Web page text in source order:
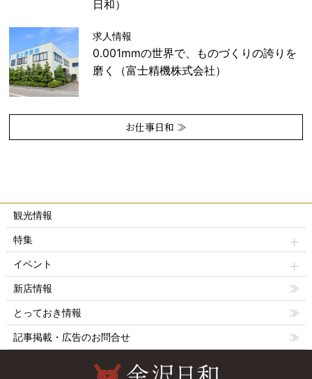
日和）
求人情報
0.001mmの世界で、ものづくりの誇りを
磨く（富士精機株式会社）
お仕事日和 ≫
観光情報
特集
イベント
新店情報
とっておき情報
記事掲載・広告のお問合せ